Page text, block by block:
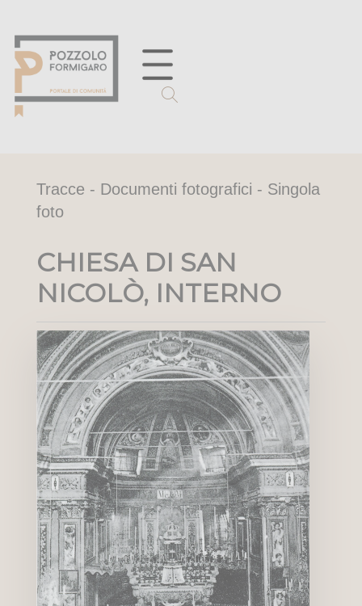
Tracce - Documenti fotografici - Singola
foto
CHIESA DI SAN
NICOLÒ, INTERNO